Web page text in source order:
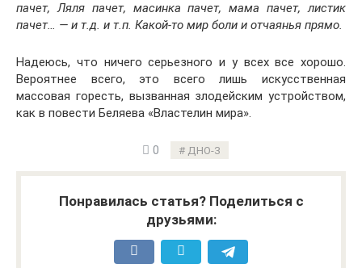
пачет, Ляля пачет, масинка пачет, мама пачет, листик
пачет… — и т.д. и т.п. Какой-то мир боли и отчаянья прямо.
Надеюсь, что ничего серьезного и у всех все хорошо.
Вероятнее всего, это всего лишь искусственная
массовая горесть, вызванная злодейским устройством,
как в повести Беляева «Властелин мира».
0 ДНО-3
Понравилась статья? Поделиться с
друзьями: